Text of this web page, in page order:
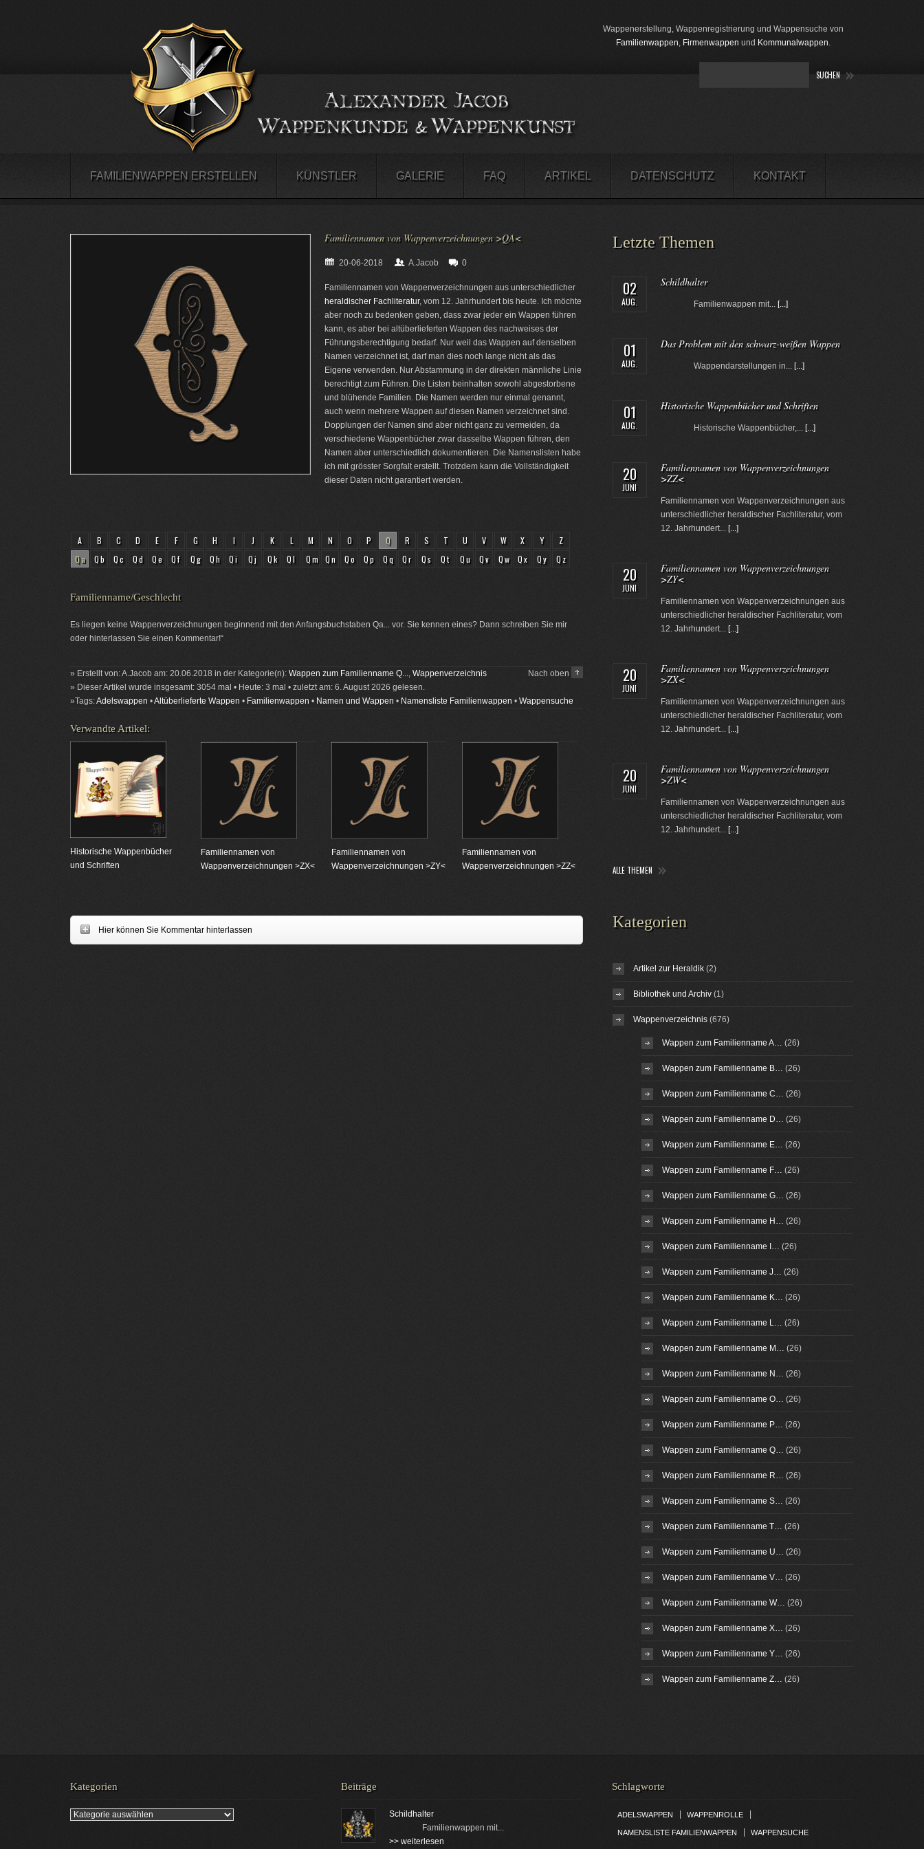
Wappenerstellung, Wappenregistrierung und Wappensuche von
Familienwappen, Firmenwappen und Kommunalwappen.
FAMILIENWAPPEN ERSTELLEN KÜNSTLER GALERIE FAQ ARTIKEL DATENSCHUTZ KONTAKT
Familiennamen von Wappenverzeichnungen >QA<
20-06-2018 A.Jacob 0
Familiennamen von Wappenverzeichnungen aus unterschiedlicher
heraldischer Fachliteratur, vom 12. Jahrhundert bis heute. Ich möchte
aber noch zu bedenken geben, dass zwar jeder ein Wappen führen
kann, es aber bei altüberlieferten Wappen des nachweises der
Führungsberechtigung bedarf. Nur weil das Wappen auf denselben
Namen verzeichnet ist, darf man dies noch lange nicht als das
Eigene verwenden. Nur Abstammung in der direkten männliche Linie
berechtigt zum Führen. Die Listen beinhalten sowohl abgestorbene
und blühende Familien. Die Namen werden nur einmal genannt,
auch wenn mehrere Wappen auf diesen Namen verzeichnet sind.
Dopplungen der Namen sind aber nicht ganz zu vermeiden, da
verschiedene Wappenbücher zwar dasselbe Wappen führen, den
Namen aber unterschiedlich dokumentieren. Die Namenslisten habe
ich mit grösster Sorgfalt erstellt. Trotzdem kann die Vollständigkeit
dieser Daten nicht garantiert werden.
A B C D E F G H I J K L M N O P Q R S T U V W X Y
Z
Qa
Qb Qc Qd Qe Qf Qg Qh Qi Qj Qk Ql Qm Qn Qo Qp Qq Qr Qs Qt Qu Qv Qw Qx Qy Qz
Familienname/Geschlecht
Es liegen keine Wappenverzeichnungen beginnend mit den Anfangsbuchstaben Qa... vor. Sie kennen eines? Dann schreiben Sie mir
oder hinterlassen Sie einen Kommentar!“
Nach oben
» Erstellt von: A.Jacob am: 20.06.2018 in der Kategorie(n): Wappen zum Familienname Q..., Wappenverzeichnis
» Dieser Artikel wurde insgesamt: 3054 mal • Heute: 3 mal • zuletzt am: 6. August 2026 gelesen.
»Tags:Adelswappen •Altüberlieferte Wappen • Familienwappen • Namen und Wappen • Namensliste Familienwappen • Wappensuche
Verwandte Artikel:
Historische Wappenbücher
und Schriften
Familiennamen von
Wappenverzeichnungen >ZX<
Familiennamen von
Wappenverzeichnungen >ZY<
Familiennamen von
Wappenverzeichnungen >ZZ<
Hier können Sie Kommentar hinterlassen
Letzte Themen
02
AUG.
Schildhalter
Familienwappen mit... [...]
01
AUG.
Das Problem mit den schwarz-weißen Wappen
Wappendarstellungen in... [...]
01
AUG.
Historische Wappenbücher und Schriften
Historische Wappenbücher,... [...]
20
JUNI
Familiennamen von Wappenverzeichnungen
>ZZ<
Familiennamen von Wappenverzeichnungen aus
unterschiedlicher heraldischer Fachliteratur, vom
12. Jahrhundert... [...]
20
JUNI
Familiennamen von Wappenverzeichnungen
>ZY<
Familiennamen von Wappenverzeichnungen aus
unterschiedlicher heraldischer Fachliteratur, vom
12. Jahrhundert... [...]
20
JUNI
Familiennamen von Wappenverzeichnungen
>ZX<
Familiennamen von Wappenverzeichnungen aus
unterschiedlicher heraldischer Fachliteratur, vom
12. Jahrhundert... [...]
20
JUNI
Familiennamen von Wappenverzeichnungen
>ZW<
Familiennamen von Wappenverzeichnungen aus
unterschiedlicher heraldischer Fachliteratur, vom
12. Jahrhundert... [...]
ALLE THEMEN
Kategorien
Artikel zur Heraldik(2)
Bibliothek und Archiv(1)
Wappenverzeichnis(676)
Wappen zum Familienname A… (26)
Wappen zum Familienname B… (26)
Wappen zum Familienname C… (26)
Wappen zum Familienname D… (26)
Wappen zum Familienname E… (26)
Wappen zum Familienname F… (26)
Wappen zum Familienname G… (26)
Wappen zum Familienname H… (26)
Wappen zum Familienname I… (26)
Wappen zum Familienname J… (26)
Wappen zum Familienname K… (26)
Wappen zum Familienname L… (26)
Wappen zum Familienname M… (26)
Wappen zum Familienname N… (26)
Wappen zum Familienname O… (26)
Wappen zum Familienname P… (26)
Wappen zum Familienname Q… (26)
Wappen zum Familienname R… (26)
Wappen zum Familienname S… (26)
Wappen zum Familienname T… (26)
Wappen zum Familienname U… (26)
Wappen zum Familienname V… (26)
Wappen zum Familienname W… (26)
Wappen zum Familienname X… (26)
Wappen zum Familienname Y… (26)
Wappen zum Familienname Z… (26)
Kategorien
Kategorien
Beiträge
Schildhalter
Familienwappen mit...
>> weiterlesen
Schlagworte
ADELSWAPPEN WAPPENROLLE
NAMENSLISTE FAMILIENWAPPEN WAPPENSUCHE